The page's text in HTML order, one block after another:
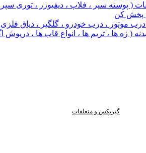
( پوسته سپر ، فلاپ ، دیفیوزر ، توری
پخش‌ کن
موتور ، درب خودرو ، گلگیر ، دیاق
( زه ها ، تریم ها ، انواع قاب ها ،
گیربکس و متعلقات